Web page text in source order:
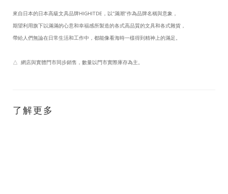
來自日本的日本高級文具品牌HIGHITDE，以“滿潮”作為品牌名稱與意象，
期望利用旗下以滿滿的心意和幸福感所製造的各式高品質的文具和各式雜貨，
帶給人們無論在日常生活和工作中，都能像看海時一樣得到精神上的滿足。
△ 網店與實體門市同步銷售，數量以門市實際庫存為主。
了解更多